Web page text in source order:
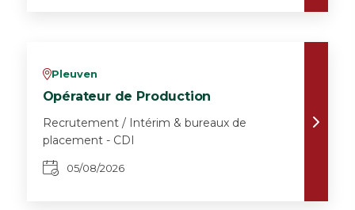
vPleuven
Opérateur de Production
Recrutement / Intérim & bureaux de
placement - CDI
05/08/2026